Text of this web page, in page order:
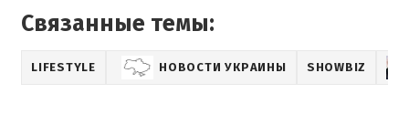
Связанные темы:
LIFESTYLE НОВОСТИ УКРАИНЫ SHOWBIZ